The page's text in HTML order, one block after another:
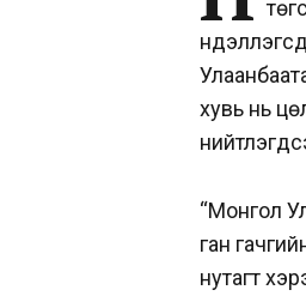
хувь нь
“Монгол
ган
нутагт